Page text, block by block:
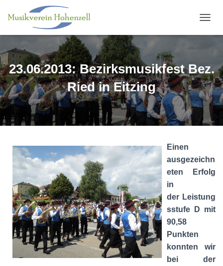
A
A
T
I
O
U
H
L
E
23.06.2013: Bezirksmusikfest Bez.
Ried in Eitzing
Einen
ausgezeichn
eten Erfolg
in
der Leistung
sstufe D mit
90,58
Punkten
konnten wir
bei der